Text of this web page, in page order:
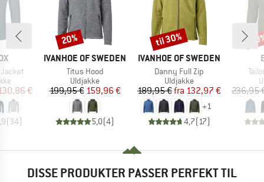
pris
€
(34)
MÆRKE
IVANHOE OF SWEDEN
Artikel
Titus Hood
Produktgruppe
Uldjakke
Pris
199,95 €Nedsat pris
159,96 €
5,0(4)
Rabat
20%
MÆRKE
IVANHOE OF SWEDEN
Artikel
Danny Full Zip
Produktgruppe
Uldjakke
Pris
189,95 € Nedsat pris
fra 132,97 €
+1
4,7( 17)
Rabat
til 30%
236,95
DISSE PRODUKTER PASSER PERFEKT TIL